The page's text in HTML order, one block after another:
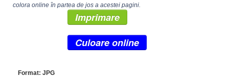
colora online în partea de jos a acestei pagini.
Imprimare
Culoare online
Format: JPG